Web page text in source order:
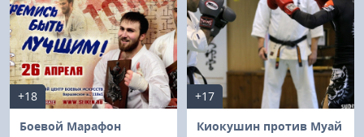
+18
Боевой Марафон
+17
Киокушин против Муай